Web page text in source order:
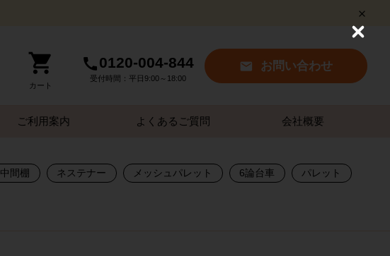
カート
0120-004-844
受付時間：平日9:00～18:00
お問い合わせ
ご利用案内 よくあるご質問 会社概要
中間棚 ネステナー メッシュパレット 6論台車 パレット
C
l